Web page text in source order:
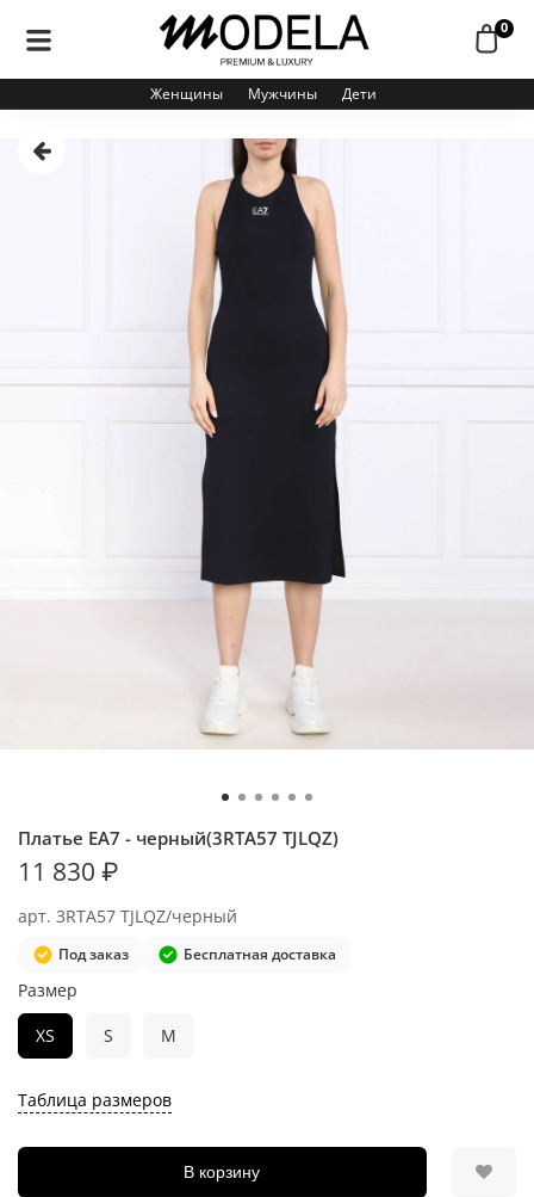
0
Женщины Мужчины Дети
арт. 3RTA57 TJLQZ/черный
Платье EA7 - черный(3RTA57 TJLQZ)
Под заказ Бесплатная доставка
11 830 ₽
Таблица размеров
В корзину
Размер
XS
S M